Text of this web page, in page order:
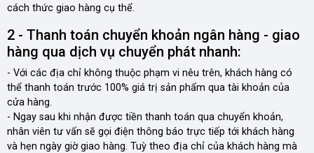
cách thức giao hàng cụ thể.
2 - Thanh toán chuyển khoản ngân hàng - giao
hàng qua dịch vụ chuyển phát nhanh:
- Với các địa chỉ không thuộc phạm vi nêu trên, khách hàng có
thể thanh toán trước 100% giá trị sản phẩm qua tài khoản của
cửa hàng.
- Ngay sau khi nhận được tiền thanh toán qua chuyển khoản,
nhân viên tư vấn sẽ gọi điện thông báo trực tiếp tới khách hàng
và hẹn ngày giờ giao hàng. Tuỳ theo địa chỉ của khách hàng mà